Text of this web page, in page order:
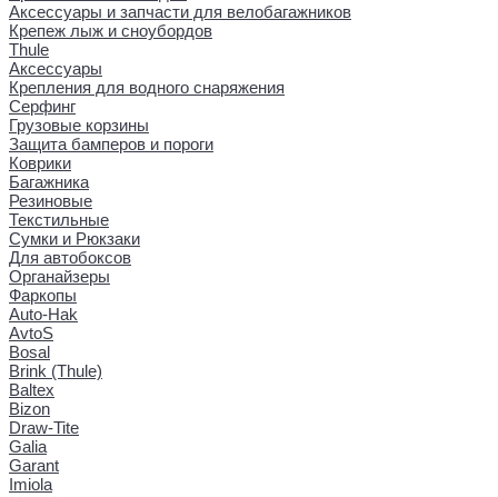
Аксессуары и запчасти для велобагажников
Крепеж лыж и сноубордов
Thule
Аксессуары
Крепления для водного снаряжения
Серфинг
Грузовые корзины
Защита бамперов и пороги
Коврики
Багажника
Резиновые
Текстильные
Сумки и Рюкзаки
Для автобоксов
Органайзеры
Фаркопы
Auto-Hak
AvtoS
Bosal
Brink (Thule)
Baltex
Bizon
Draw-Tite
Galia
Garant
Imiola